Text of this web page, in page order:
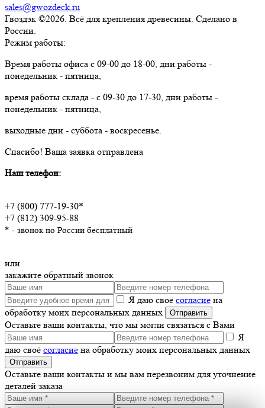
sales@gwozdeck.ru
Гвоздэк ©2026. Всё для крепления древесины. Сделано в
России.
Режим работы:
Время работы офиса с 09-00 до 18-00, дни работы -
понедельник - пятница,
время работы склада - с 09-30 до 17-30, дни работы -
понедельник - пятница,
выходные дни - суббота - воскресенье.
Спасибо! Ваша заявка отправлена
Наш телефон:
+7 (800) 777-19-30*
+7 (812) 309-95-88
* - звонок по России бесплатный
или
закажите обратный звонок
Я даю своё согласие на
обработку моих персональных данных
Оставьте ваши контакты, что мы могли связаться с Вами
Я
даю своё согласие на обработку моих персональных данных
Оставьте ваши контакты и мы вам перезвоним для уточнение
деталей заказа